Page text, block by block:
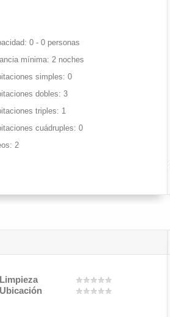
0 - 0 personas
mínima 2 noches
simples
0
dobles
3
triples
1
cuádruples
0
2
Limpieza
Ubicación